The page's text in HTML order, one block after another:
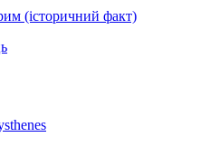
(історичний факт)